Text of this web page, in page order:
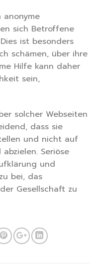
anonyme
sich Betroffene
ist besonders
schämen, über ihre
Hilfe kann daher
sein,
solcher Webseiten
dass sie
und nicht auf
Seriöse
und
bei, das
Gesellschaft zu